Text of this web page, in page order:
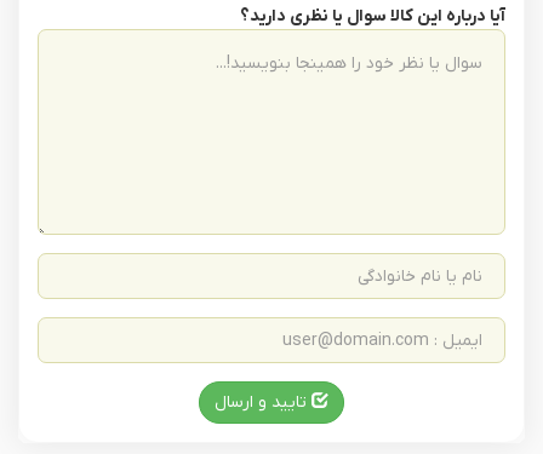
آیا درباره این کالا سوال یا نظری دارید؟